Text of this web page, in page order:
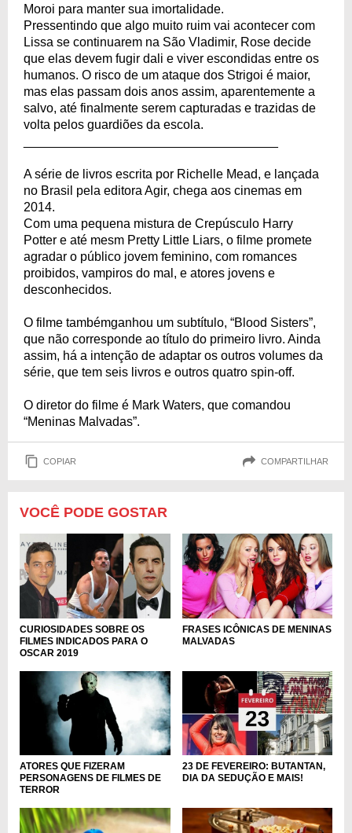
Moroi para manter sua imortalidade.
Pressentindo que algo muito ruim vai acontecer com
Lissa se continuarem na São Vladimir, Rose decide
que elas devem fugir dali e viver escondidas entre os
humanos. O risco de um ataque dos Strigoi é maior,
mas elas passam dois anos assim, aparentemente a
salvo, até finalmente serem capturadas e trazidas de
volta pelos guardiões da escola.
A série de livros escrita por Richelle Mead, e lançada
no Brasil pela editora Agir, chega aos cinemas em
2014.
Com uma pequena mistura de Crepúsculo Harry
Potter e até mesm Pretty Little Liars, o filme promete
agradar o público jovem feminino, com romances
proibidos, vampiros do mal, e atores jovens e
desconhecidos.
O filme tambémganhou um subtítulo, “Blood Sisters”,
que não corresponde ao título do primeiro livro. Ainda
assim, há a intenção de adaptar os outros volumes da
série, que tem seis livros e outros quatro spin-off.
O diretor do filme é Mark Waters, que comandou
“Meninas Malvadas”.
COPIAR COMPARTILHAR
VOCÊ PODE GOSTAR
CURIOSIDADES SOBRE OS
FILMES INDICADOS PARA O
OSCAR 2019
FRASES ICÔNICAS DE MENINAS
MALVADAS
ATORES QUE FIZERAM
PERSONAGENS DE FILMES DE
TERROR
23 DE FEVEREIRO: BUTANTAN,
DIA DA SEDUÇÃO E MAIS!